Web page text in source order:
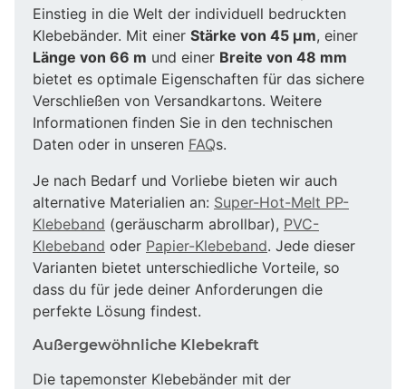
Einstieg in die Welt der individuell bedruckten
Klebebänder. Mit einer Stärke von 45 µm, einer
Länge von 66 m und einer Breite von 48 mm
bietet es optimale Eigenschaften für das sichere
Verschließen von Versandkartons. Weitere
Informationen finden Sie in den technischen
Daten oder in unseren FAQs.
Je nach Bedarf und Vorliebe bieten wir auch
alternative Materialien an: Super-Hot-Melt PP-
Klebeband (geräuscharm abrollbar), PVC-
Klebeband oder Papier-Klebeband. Jede dieser
Varianten bietet unterschiedliche Vorteile, so
dass du für jede deiner Anforderungen die
perfekte Lösung findest.
Außergewöhnliche Klebekraft
Die tapemonster Klebebänder mit der